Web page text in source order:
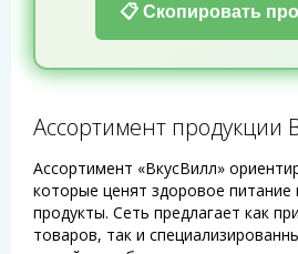
📋 Скопировать
Ассортимент продукции
Ассортимент «ВкусВилл»
которые ценят здоровое питание
продукты. Сеть предлагает как
товаров, так и